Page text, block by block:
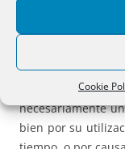
Cookie
que no se
del tiempo, salvo
la Administración
arreglo a la
inmovilizado
necesariamente
bien por su